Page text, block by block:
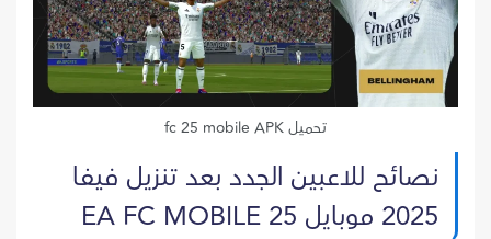
تحميل fc 25 mobile APK
نصائح للاعبين الجدد بعد تنزيل فيفا
2025 موبايل EA FC MOBILE 25